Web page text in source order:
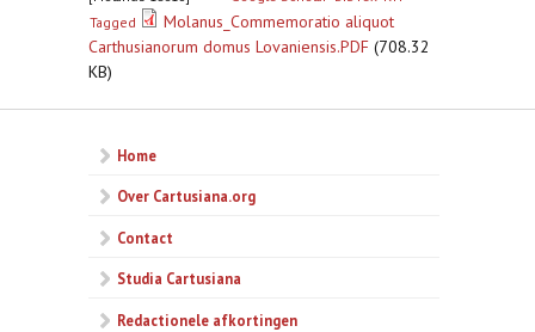
Tagged
Molanus_Commemoratio aliquot
Carthusianorum domus Lovaniensis.PDF (708.32
KB)
Home
Over Cartusiana.org
Contact
Studia Cartusiana
Redactionele afkortingen